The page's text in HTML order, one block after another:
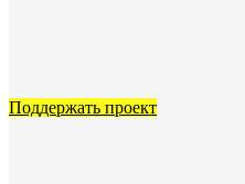
Поддержать проект